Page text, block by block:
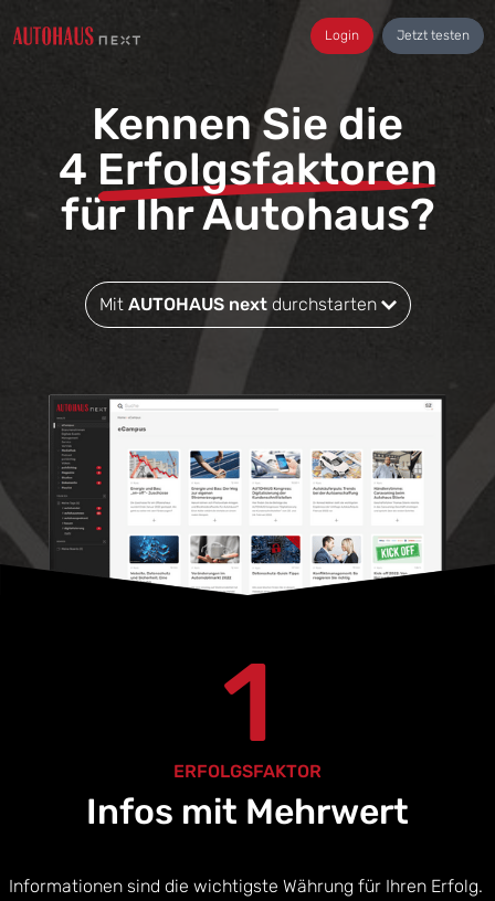
Login Jetzt testen
Kennen Sie die
4 Erfolgsfaktoren
für Ihr Autohaus?
Mit AUTOHAUS nextdurchstarten
1
ERFOLGSFAKTOR
Infos mit Mehrwert
Informationen sind die wichtigste Währung für Ihren Erfolg.